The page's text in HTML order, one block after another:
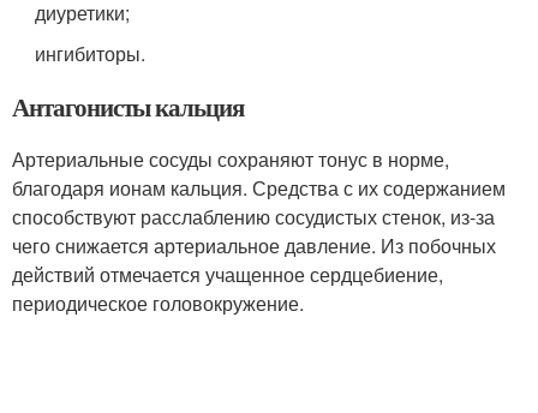
диуретики;
ингибиторы.
Антагонисты кальция
Артериальные сосуды сохраняют тонус в норме,
благодаря ионам кальция. Средства с их содержанием
способствуют расслаблению сосудистых стенок, из-за
чего снижается артериальное давление. Из побочных
действий отмечается учащенное сердцебиение,
периодическое головокружение.